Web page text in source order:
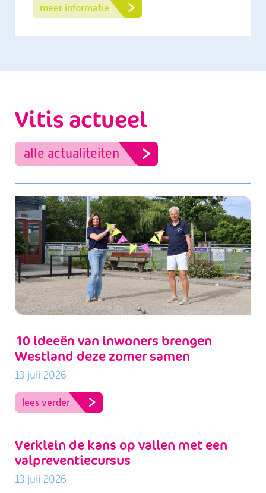
meer informatie
Vitis actueel
alle actualiteiten
10 ideeën van inwoners brengen
Westland deze zomer samen
13 juli 2026
lees verder
Verklein de kans op vallen met een
valpreventiecursus
13 juli 2026